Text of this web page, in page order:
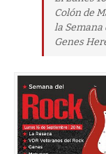
Colón de
la Semana
Genes